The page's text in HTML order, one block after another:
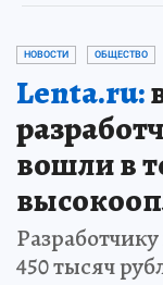
НОВОСТИ ОБЩЕСТВО
Lenta.ru:
вошли в
450 тысяч